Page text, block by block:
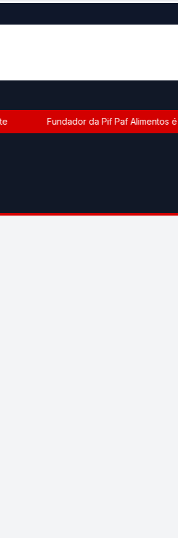
Fundador da Pif Paf Alimentos é